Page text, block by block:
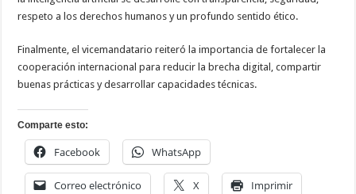
respeto a los derechos humanos y un profundo sentido ético.
Finalmente, el vicemandatario reiteró la importancia de fortalecer la
cooperación internacional para reducir la brecha digital, compartir
buenas prácticas y desarrollar capacidades técnicas.
Comparte esto:
Facebook WhatsApp
Correo electrónico X Imprimir